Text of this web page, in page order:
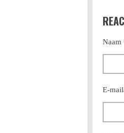
e
n
Naam
E-